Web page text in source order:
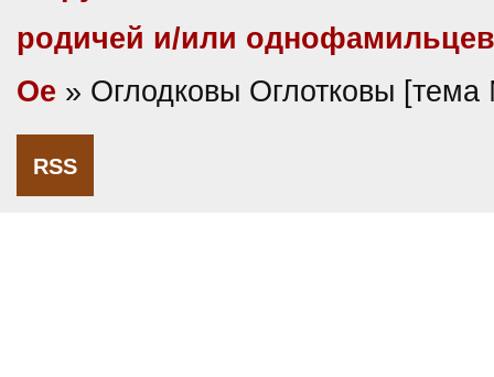
родичей и/или однофамильцев
Ое » Оглодковы Оглотковы
RSS